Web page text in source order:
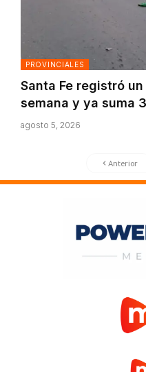
PROVINCIALES
Santa Fe registró
semana y ya suma
agosto 5, 2026
Anterior